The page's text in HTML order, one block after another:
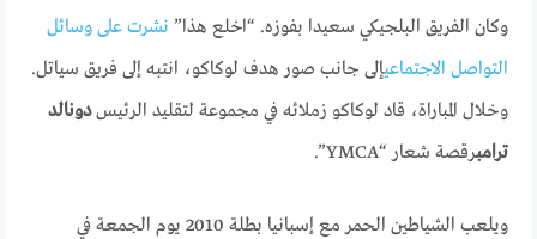
وكان الفريق البلجيكي سعيدا بفوزه. “اخلع هذا” نشرت على وسائل
التواصل الاجتماعيإلى جانب صور هدف لوكاكو، انتبه إلى فريق سياتل.
وخلال المباراة، قاد لوكاكو زملائه في مجموعة لتقليد الرئيسدونالد
ترامبرقصة شعار “YMCA”.
ويلعب الشياطين الحمر مع إسبانيا بطلة 2010 يوم الجمعة في